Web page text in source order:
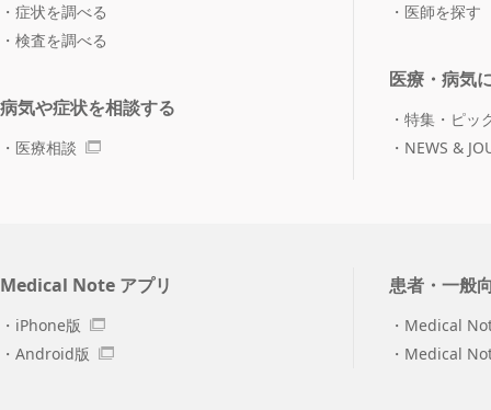
症状を調べる
検査を調べる
病気や症状を相談する
医療相談
医師を探す
医療・病気
特集・ピッ
NEWS &
Medical Note アプリ
iPhone版
Android版
患者・一般
Medical
Medical